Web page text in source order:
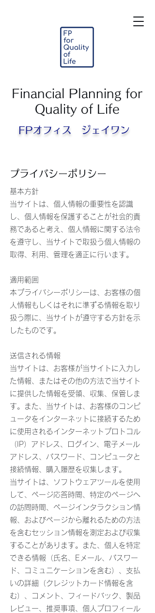
FPオフィス ジェイワン​
Financial Planning for
Quality of Life
プライバシーポリシー
基本方針
当サイトは、個人情報の重要性を認識
し、個人情報を保護することが社会的責
務であると考え、個人情報に関する法令
を遵守し、当サイトで取扱う個人情報の
取得、利用、管理を適正に行います。
適用範囲
本プライバシーポリシーは、お客様の個
人情報もしくはそれに準ずる情報を取り
扱う際に、当サイトが遵守する方針を示
したものです。
送信される情報
当サイトは、お客様が当サイトに入力し
た情報、またはその他の方法で当サイト
に提供した情報を受領、収集、保管しま
す。また、当サイトは、お客様のコンピ
ュータをインターネットに接続するため
に使用されるインターネットプロトコル
（IP）アドレス、ログイン、電子メール
アドレス、パスワード、コンピュータと
接続情報、購入履歴を収集します。
当サイトは、ソフトウェアツールを使用
して、ページ応答時間、特定のページへ
の訪問時間、ページインタラクション情
報、およびページから離れるための方法
を含むセッション情報を測定および収集
することがあります。また、個人を特定
できる情報（氏名、Eメール、パスワー
ド、コミュニケーションを含む）、支払
いの詳細（クレジットカード情報を含
む）、コメント、フィードバック、製品
レビュー、推奨事項、個人プロフィール